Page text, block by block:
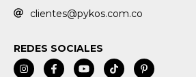
clientes@pykos.com.co
REDES SOCIALES